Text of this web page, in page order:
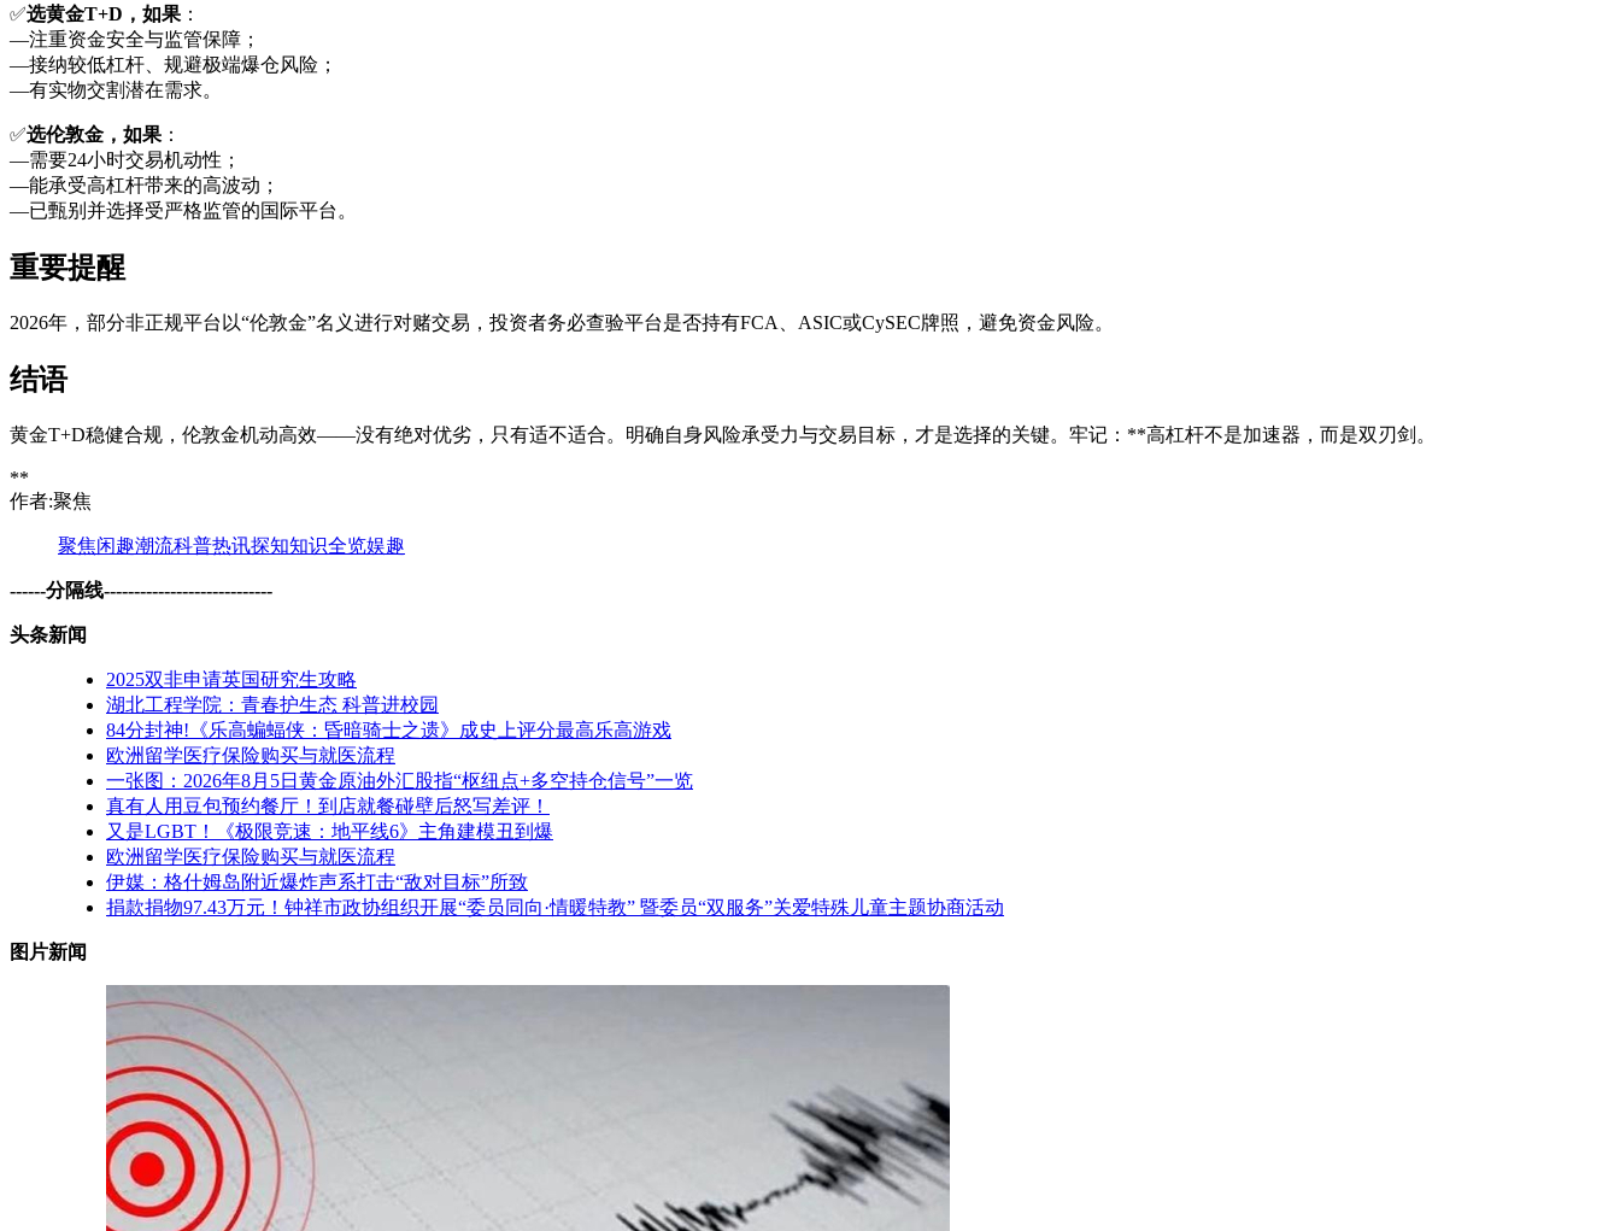
✅选黄金T+D，如果 ：
—注重资金安全与监管保障；
—接纳较低杠杆、规避极端爆仓风险；
—有实物交割潜在需求。
✅选伦敦金，如果 ：
—需要24小时交易机动性；
—能承受高杠杆带来的高波动；
—已甄别并选择受严格监管的国际平台。
重要提醒
2026年，部分非正规平台以“伦敦金”名义进行对赌交易，投资者务必查验平台是否持有FCA、ASIC或CySEC牌照，避免资金风险。
结语
黄金T+D稳健合规，伦敦金机动高效——没有绝对优劣，只有适不适合。明确自身风险承受力与交易目标，才是选择的关键。牢记：**高杠杆不是加速器，而是双刃剑。
**
作者:聚焦
聚焦闲趣潮流科普热讯探知知识全览娱趣
------分隔线----------------------------
头条新闻
2025双非申请英国研究生攻略
湖北工程学院：青春护生态 科普进校园
84分封神!《乐高蝙蝠侠：昏暗骑士之遗》成史上评分最高乐高游戏
欧洲留学医疗保险购买与就医流程
一张图：2026年8月5日黄金原油外汇股指“枢纽点+多空持仓信号”一览
真有人用豆包预约餐厅！到店就餐碰壁后怒写差评！
又是LGBT！《极限竞速：地平线6》主角建模丑到爆
欧洲留学医疗保险购买与就医流程
伊媒：格什姆岛附近爆炸声系打击“敌对目标”所致
捐款捐物97.43万元！钟祥市政协组织开展“委员同向·情暖特教” 暨委员“双服务”关爱特殊儿童主题协商活动
图片新闻